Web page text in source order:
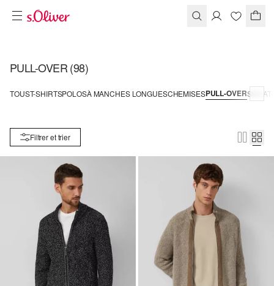
PULL-OVER(98)
TOUST-SHIRTSPOLOSÀ MANCHES LONGUESCHEMISESPULL-OVER
Filtrer et trier